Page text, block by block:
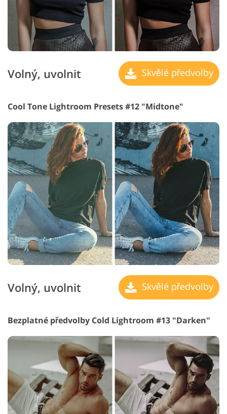
Volný, uvolnit Skvělé předvolby
Cool Tone Lightroom Presets #12 "Midtone"
Volný, uvolnit Skvělé předvolby
Bezplatné předvolby Cold Lightroom #13 "Darken"